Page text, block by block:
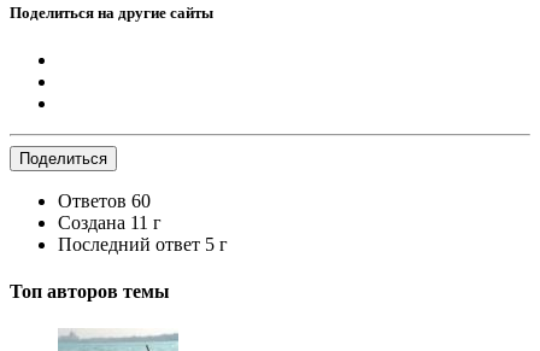
Поделиться на другие сайты
Поделиться
Ответов 60
Создана 11 г
Последний ответ 5 г
Топ авторов темы